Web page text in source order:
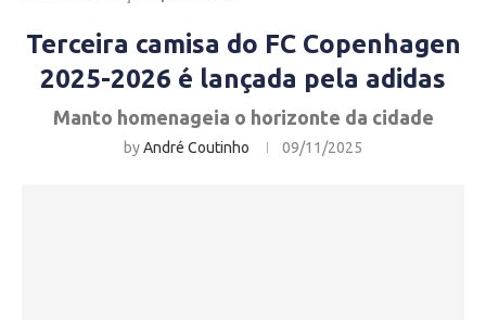
Terceira camisa do FC Copenhagen
2025-2026 é lançada pela adidas
Manto homenageia o horizonte da cidade
byAndré Coutinho 09/11/2025